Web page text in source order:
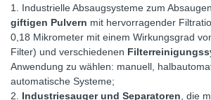
1. Industrielle Absaugsysteme zum
giftigen Pulvern mit hervorragender
0,18 Mikrometer mit einem Wirkungsgrad
Filter) und verschiedenen
Anwendung zu wählen: manuell,
automatische Systeme;
2. Industriesauger und Separatoren , die